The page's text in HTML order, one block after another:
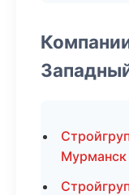
Мурманск